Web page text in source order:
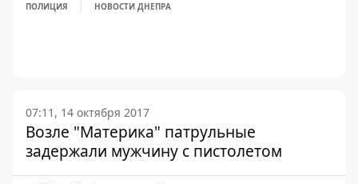
ПОЛИЦИЯ НОВОСТИ ДНЕПРА
07:11, 14 октября 2017
Возле "Материка" патрульные
задержали мужчину с пистолетом